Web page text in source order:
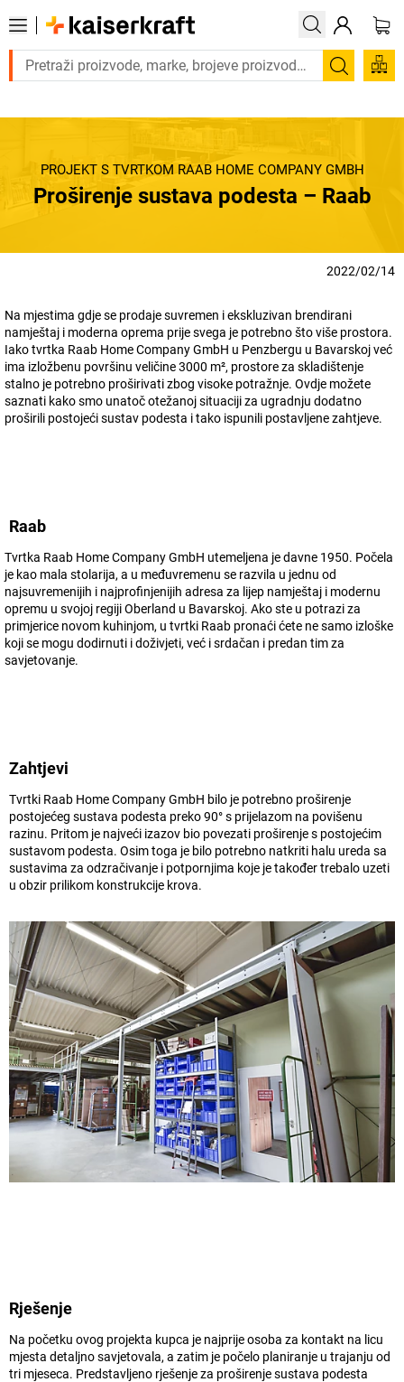
Trebate proizvod hitno? Pogledajte našu ponudu
PROJEKT S TVRTKOM RAAB HOME COMPANY GMBH
Proširenje sustava podesta – Raab
2022/02/14
Na mjestima gdje se prodaje suvremen i ekskluzivan brendirani
namještaj i moderna oprema prije svega je potrebno što više prostora.
Iako tvrtka Raab Home Company GmbH u Penzbergu u Bavarskoj već
ima izložbenu površinu veličine 3000 m², prostore za skladištenje
stalno je potrebno proširivati zbog visoke potražnje. Ovdje možete
saznati kako smo unatoč otežanoj situaciji za ugradnju dodatno
proširili postojeći sustav podesta i tako ispunili postavljene zahtjeve.
Raab
Tvrtka Raab Home Company GmbH utemeljena je davne 1950. Počela
je kao mala stolarija, a u međuvremenu se razvila u jednu od
najsuvremenijih i najprofinjenijih adresa za lijep namještaj i modernu
opremu u svojoj regiji Oberland u Bavarskoj. Ako ste u potrazi za
primjerice novom kuhinjom, u tvrtki Raab pronaći ćete ne samo izloške
koji se mogu dodirnuti i doživjeti, već i srdačan i predan tim za
savjetovanje.
Zahtjevi
Tvrtki Raab Home Company GmbH bilo je potrebno proširenje
postojećeg sustava podesta preko 90° s prijelazom na povišenu
razinu. Pritom je najveći izazov bio povezati proširenje s postojećim
sustavom podesta. Osim toga je bilo potrebno natkriti halu ureda sa
sustavima za odzračivanje i potpornjima koje je također trebalo uzeti
u obzir prilikom konstrukcije krova.
Rješenje
Na početku ovog projekta kupca je najprije osoba za kontakt na licu
mjesta detaljno savjetovala, a zatim je počelo planiranje u trajanju od
tri mjeseca. Predstavljeno rješenje za proširenje sustava podesta